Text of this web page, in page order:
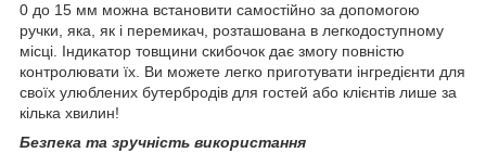
0 до 15 мм можна встановити самостійно за допомогою
ручки, яка, як і перемикач, розташована в легкодоступному
місці. Індикатор товщини скибочок дає змогу повністю
контролювати їх. Ви можете легко приготувати інгредієнти для
своїх улюблених бутербродів для гостей або клієнтів лише за
кілька хвилин!
Безпека та зручність використання